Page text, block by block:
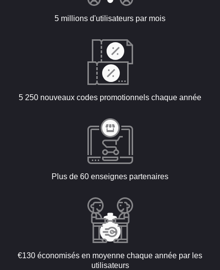
5 millions d'utilisateurs par mois
5 250 nouveaux codes promotionnels chaque année
Plus de 60 enseignes partenaires
€130 économisés en moyenne chaque année par les
utilisateurs